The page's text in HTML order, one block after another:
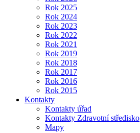
Rok 2025
Rok 2024
Rok 2023
Rok 2022
Rok 2021
Rok 2019
Rok 2018
Rok 2017
Rok 2016
Rok 2015
Kontakty
Kontakty úřad
Kontakty Zdravotní středisko
Mapy